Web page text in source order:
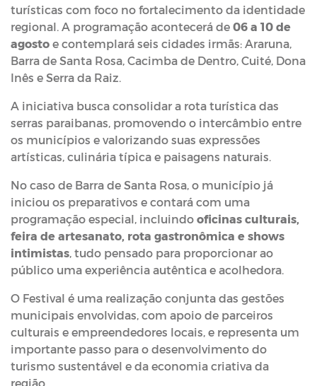
turísticas com foco no fortalecimento da identidade
regional. A programação acontecerá de 06 a 10 de
agosto e contemplará seis cidades irmãs: Araruna,
Barra de Santa Rosa, Cacimba de Dentro, Cuité, Dona
Inês e Serra da Raiz.
A iniciativa busca consolidar a rota turística das
serras paraibanas, promovendo o intercâmbio entre
os municípios e valorizando suas expressões
artísticas, culinária típica e paisagens naturais.
No caso de Barra de Santa Rosa, o município já
iniciou os preparativos e contará com uma
programação especial, incluindo oficinas culturais,
feira de artesanato, rota gastronômica e shows
intimistas, tudo pensado para proporcionar ao
público uma experiência autêntica e acolhedora.
O Festival é uma realização conjunta das gestões
municipais envolvidas, com apoio de parceiros
culturais e empreendedores locais, e representa um
importante passo para o desenvolvimento do
turismo sustentável e da economia criativa da
região.